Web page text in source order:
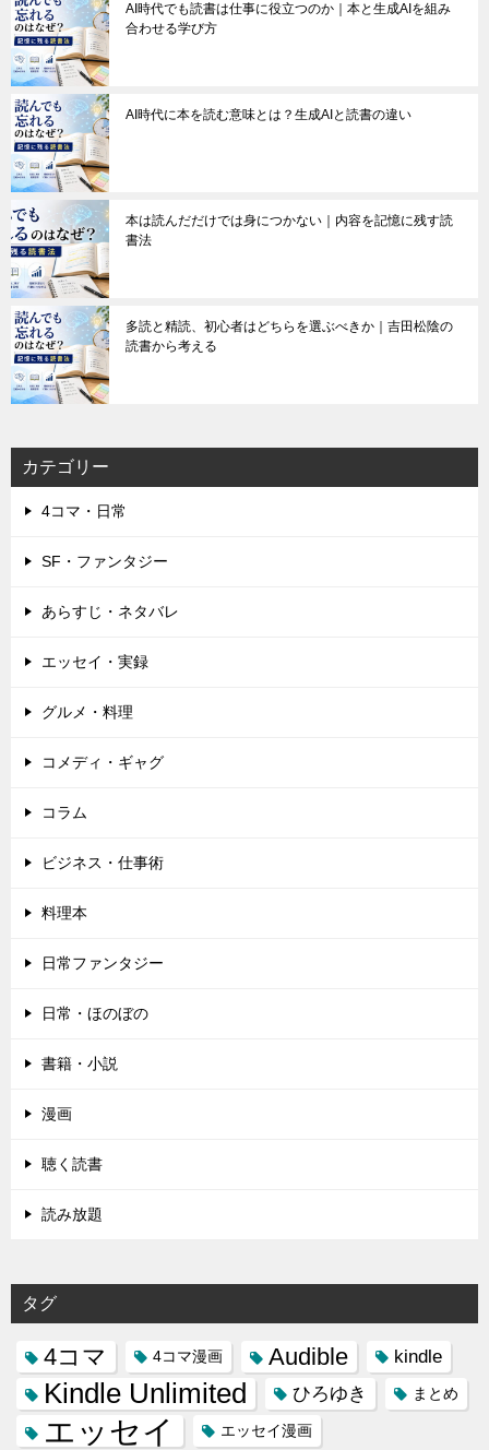
AI時代でも読書は仕事に役立つのか｜本と生成AIを組み
合わせる学び方
AI時代に本を読む意味とは？生成AIと読書の違い
本は読んだだけでは身につかない｜内容を記憶に残す読
書法
多読と精読、初心者はどちらを選ぶべきか｜吉田松陰の
読書から考える
カテゴリー
4コマ・日常
SF・ファンタジー
あらすじ・ネタバレ
エッセイ・実録
グルメ・料理
コメディ・ギャグ
コラム
ビジネス・仕事術
料理本
日常ファンタジー
日常・ほのぼの
書籍・小説
漫画
聴く読書
読み放題
タグ
4コマ 4コマ漫画 Audible kindle
Kindle Unlimited ひろゆき まとめ
エッセイ エッセイ漫画